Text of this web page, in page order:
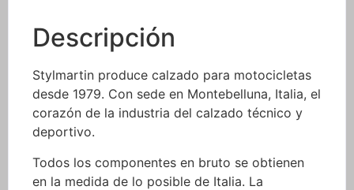
Descripción
Stylmartin produce calzado para motocicletas
desde 1979. Con sede en Montebelluna, Italia, el
corazón de la industria del calzado técnico y
deportivo.
Todos los componentes en bruto se obtienen
en la medida de lo posible de Italia. La